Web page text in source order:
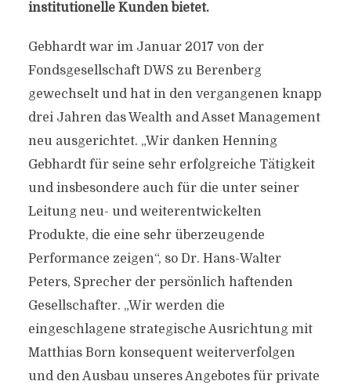
institutionelle Kunden bietet.
Gebhardt war im Januar 2017 von der
Fondsgesellschaft DWS zu Berenberg
gewechselt und hat in den vergangenen knapp
drei Jahren das Wealth and Asset Management
neu ausgerichtet. „Wir danken Henning
Gebhardt für seine sehr erfolgreiche Tätigkeit
und insbesondere auch für die unter seiner
Leitung neu- und weiterentwickelten
Produkte, die eine sehr überzeugende
Performance zeigen“, so Dr. Hans-Walter
Peters, Sprecher der persönlich haftenden
Gesellschafter. „Wir werden die
eingeschlagene strategische Ausrichtung mit
Matthias Born konsequent weiterverfolgen
und den Ausbau unseres Angebotes für private